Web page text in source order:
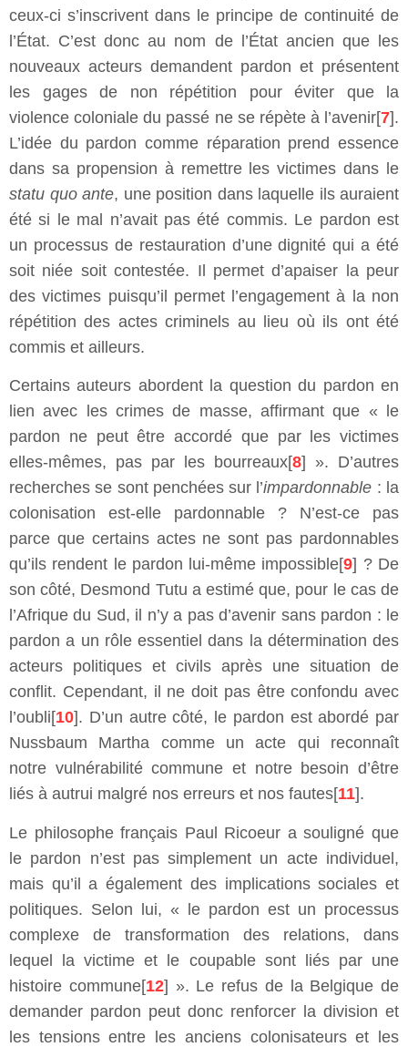
ceux-ci s’inscrivent dans le principe de continuité de
l’État. C’est donc au nom de l’État ancien que les
nouveaux acteurs demandent pardon et présentent
les gages de non répétition pour éviter que la
violence coloniale du passé ne se répète à l’avenir[7].
L’idée du pardon comme réparation prend essence
dans sa propension à remettre les victimes dans le
statu quo ante, une position dans laquelle ils auraient
été si le mal n’avait pas été commis. Le pardon est
un processus de restauration d’une dignité qui a été
soit niée soit contestée. Il permet d’apaiser la peur
des victimes puisqu’il permet l’engagement à la non
répétition des actes criminels au lieu où ils ont été
commis et ailleurs.
Certains auteurs abordent la question du pardon en
lien avec les crimes de masse, affirmant que « le
pardon ne peut être accordé que par les victimes
elles-mêmes, pas par les bourreaux[8] ». D’autres
recherches se sont penchées sur l’impardonnable : la
colonisation est-elle pardonnable ? N’est-ce pas
parce que certains actes ne sont pas pardonnables
qu’ils rendent le pardon lui-même impossible[9] ? De
son côté, Desmond Tutu a estimé que, pour le cas de
l’Afrique du Sud, il n’y a pas d’avenir sans pardon : le
pardon a un rôle essentiel dans la détermination des
acteurs politiques et civils après une situation de
conflit. Cependant, il ne doit pas être confondu avec
l’oubli[10]. D’un autre côté, le pardon est abordé par
Nussbaum Martha comme un acte qui reconnaît
notre vulnérabilité commune et notre besoin d’être
liés à autrui malgré nos erreurs et nos fautes[11].
Le philosophe français Paul Ricoeur a souligné que
le pardon n’est pas simplement un acte individuel,
mais qu’il a également des implications sociales et
politiques. Selon lui, « le pardon est un processus
complexe de transformation des relations, dans
lequel la victime et le coupable sont liés par une
histoire commune[12] ». Le refus de la Belgique de
demander pardon peut donc renforcer la division et
les tensions entre les anciens colonisateurs et les